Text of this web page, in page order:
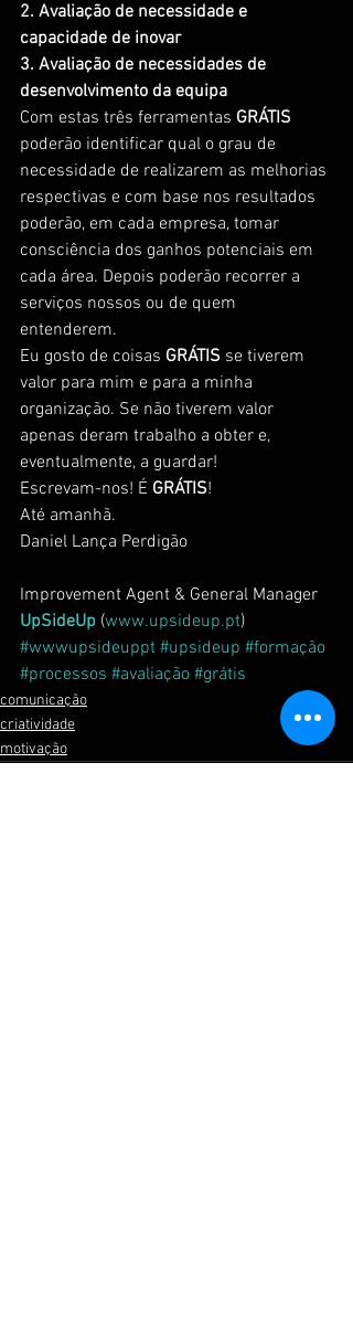
2. Avaliação de necessidade e
capacidade de inovar
3. Avaliação de necessidades de
desenvolvimento da equipa
Com estas três ferramentas GRÁTIS
poderão identificar qual o grau de
necessidade de realizarem as melhorias
respectivas e com base nos resultados
poderão, em cada empresa, tomar
consciência dos ganhos potenciais em
cada área. Depois poderão recorrer a
serviços nossos ou de quem
entenderem.
Eu gosto de coisas GRÁTIS se tiverem
valor para mim e para a minha
organização. Se não tiverem valor
apenas deram trabalho a obter e,
eventualmente, a guardar!
Escrevam-nos! É GRÁTIS!
Até amanhã.
Daniel Lança Perdigão
Improvement Agent & General Manager
UpSideUp (www.upsideup.pt)
#wwwupsideuppt #upsideup #formação
#processos #avaliação #grátis
comunicação
criatividade
motivação